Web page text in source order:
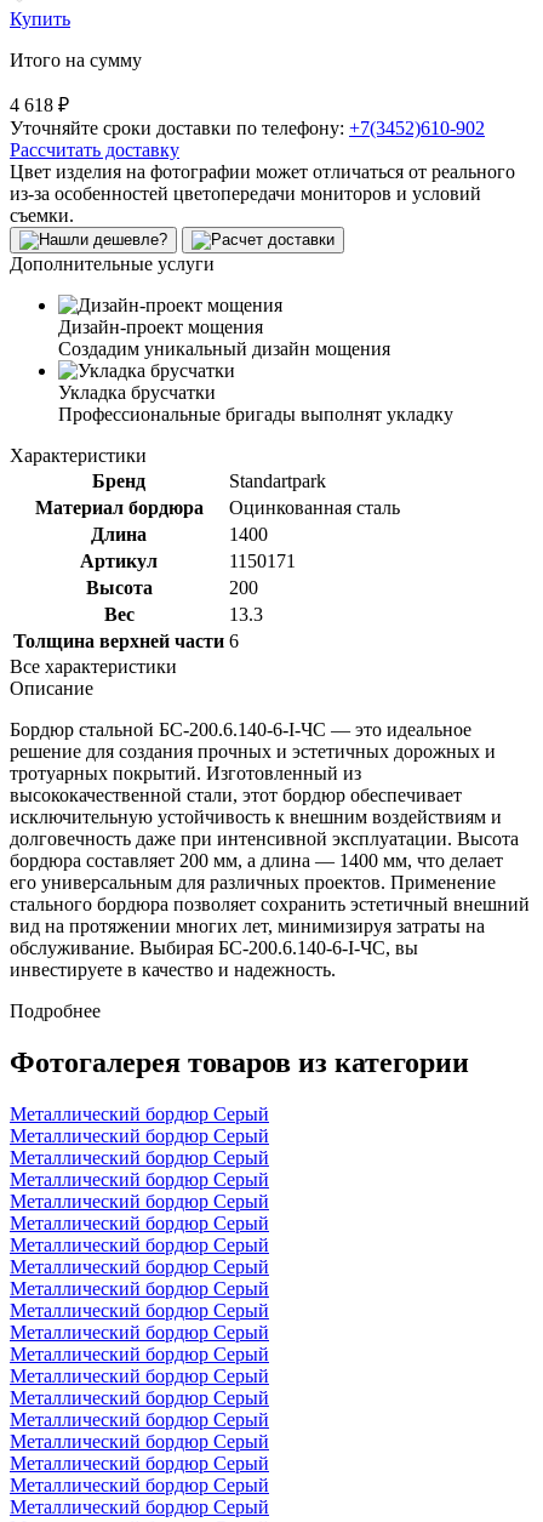
Купить
Итого на сумму
4 618 ₽
Уточняйте сроки доставки по телефону: +7(3452)610-902
Рассчитать доставку
Цвет изделия на фотографии может отличаться от реального
из-за особенностей цветопередачи мониторов и условий
съемки.
Дополнительные услуги
Дизайн-проект мощения
Создадим уникальный дизайн мощения
Укладка брусчатки
Профессиональные бригады выполнят укладку
Характеристики
Бренд
Standartpark
Материал бордюра
Оцинкованная сталь
Длина
1400
Артикул
1150171
Высота
200
Вес
13.3
Толщина верхней части 6
Все характеристики
Описание
Бордюр стальной БС-200.6.140-6-I-ЧС — это идеальное
решение для создания прочных и эстетичных дорожных и
тротуарных покрытий. Изготовленный из
высококачественной стали, этот бордюр обеспечивает
исключительную устойчивость к внешним воздействиям и
долговечность даже при интенсивной эксплуатации. Высота
бордюра составляет 200 мм, а длина — 1400 мм, что делает
его универсальным для различных проектов. Применение
стального бордюра позволяет сохранить эстетичный внешний
вид на протяжении многих лет, минимизируя затраты на
обслуживание. Выбирая БС-200.6.140-6-I-ЧС, вы
инвестируете в качество и надежность.
Подробнее
Фотогалерея товаров из категории
Металлический бордюр Серый
Металлический бордюр Серый
Металлический бордюр Серый
Металлический бордюр Серый
Металлический бордюр Серый
Металлический бордюр Серый
Металлический бордюр Серый
Металлический бордюр Серый
Металлический бордюр Серый
Металлический бордюр Серый
Металлический бордюр Серый
Металлический бордюр Серый
Металлический бордюр Серый
Металлический бордюр Серый
Металлический бордюр Серый
Металлический бордюр Серый
Металлический бордюр Серый
Металлический бордюр Серый
Металлический бордюр Серый